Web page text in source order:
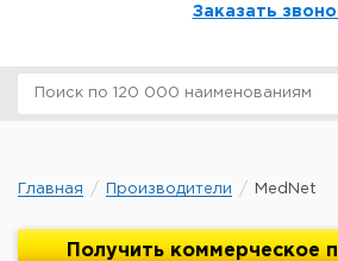
Заказать
Главная Производители MedNet
Получить коммерческое